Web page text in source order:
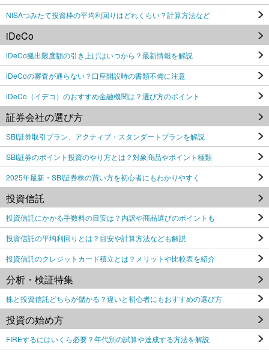
NISAつみたて投資枠の平均利回りはどれくらい？計算方法など
iDeCo
iDeCo拠出限度額の引き上げはいつから？最新情報を解説
iDeCoの審査が通らない？口座開設時の書類不備に注意
iDeCo（イデコ）のおすすめ金融機関は？選び方のポイント
証券会社の選び方
SBI証券取引プラン、アクティブ・スタンダートプランを解説
SBI証券のポイント投資のやり方とは？対象商品やポイント種類
2025年最新・SBI証券株の買い方を初心者にもわかりやすく
投資信託
投資信託にかかる手数料の目安は？内訳や商品選びのポイントも
投資信託の平均利回りとは？目安や計算方法なども解説
投資信託のクレジットカード積立とは？メリットや比較表を紹介
分析・検証特集
株と投資信託どちらが儲かる？違いと初心者にもおすすめの選び方
投資の始め方
FIREするにはいくら必要？年代別の試算や達成する方法を解説